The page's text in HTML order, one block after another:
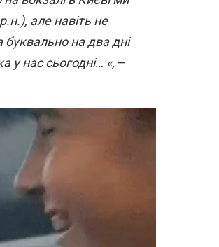
але навіть не
на два дні
нас сьогодні… «, –